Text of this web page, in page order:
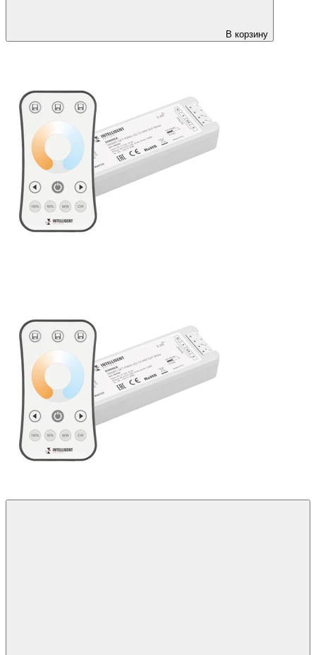
В корзину